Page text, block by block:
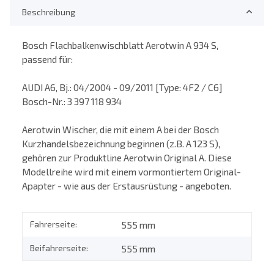
Beschreibung
Bosch Flachbalkenwischblatt Aerotwin A 934 S,
passend für:
AUDI A6, Bj.: 04/2004 - 09/2011 [Type: 4F2 / C6]
Bosch-Nr.: 3 397 118 934
Aerotwin Wischer, die mit einem A bei der Bosch
Kurzhandelsbezeichnung beginnen (z.B. A 123 S),
gehören zur Produktline Aerotwin Original A. Diese
Modellreihe wird mit einem vormontiertem Original-
Apapter - wie aus der Erstausrüstung - angeboten.
Fahrerseite: 555 mm
Beifahrerseite: 555 mm